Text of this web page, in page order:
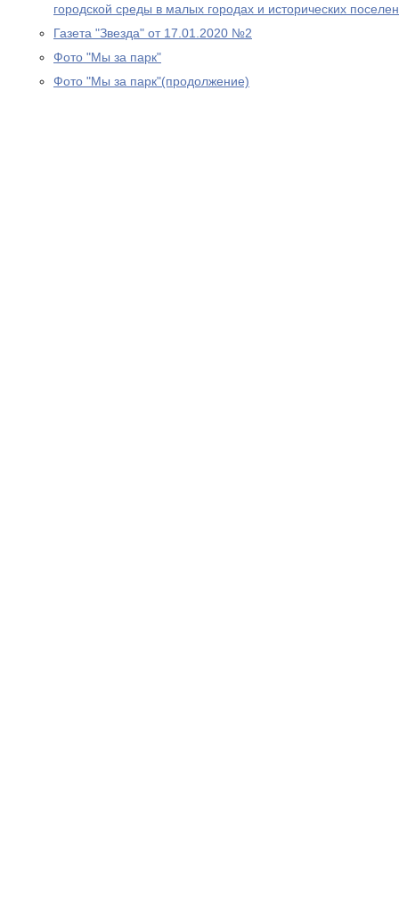
городской среды в малых городах и исторических
Газета "Звезда" от 17.01.2020 №2
Фото "Мы за парк"
Фото "Мы за парк"(продолжение)